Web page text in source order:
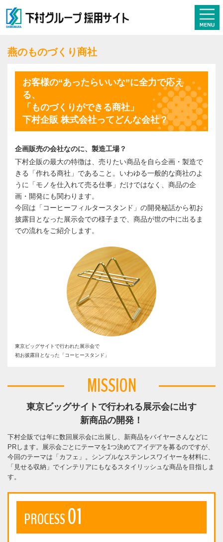
燕のものづくり商社
お客様の“あったらいいな”に全力で応え
る、
「ものづくりができる商社」
下村企販 株式会社ってどんな会社？
企画販売の会社なのに、製造工場？
下村企販の最大の特徴は、売りたい商品を自ら企画・製造で
きる「作れる商社」であること。いわゆる一般的な商社のよ
うに「モノを仕入れて売る仕事」だけではなく、商品の企
画・開発にも関わります。
今回は「コーヒーフィルタースタンド」の開発秘話から初お
披露目となった展示会での様子まで、商品が世の中に出るま
での流れをご紹介します。
東京ビッグサイトで行われた展示会で
初お披露目となった「コーヒースタンド」
MISSION
東京ビッグサイトで行われる展示会に出す
新商品の開発！
下村企販では年に数回展示会に出展し、新商品をバイヤーさんなどに
PRします。展示会ごとにテーマを1つ決めてアイデアを募るのですが、
今回のテーマは「カフェ」。シンプルなステンレスワイヤーを材料に、
「見せる収納」でインテリアにもなるスタイリッシュな商品を目指しま
す。
PROCESS01